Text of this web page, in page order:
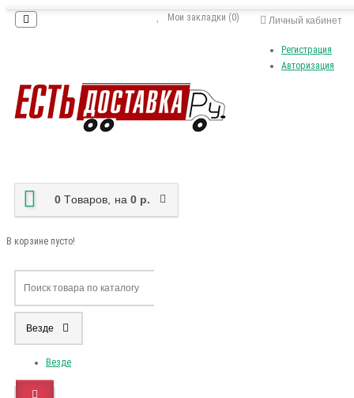
Личный кабинет
Регистрация
Авторизация
Мои закладки (0)
0 Tоваров, на 0 р.
В корзине пусто!
Везде
Везде